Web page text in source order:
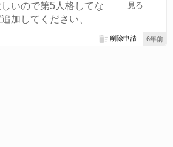
見る
いので第5人格してな
加してください、
6年前
削除申請